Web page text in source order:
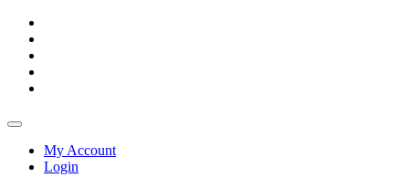
Skip
content
Topbar
My Account
Login